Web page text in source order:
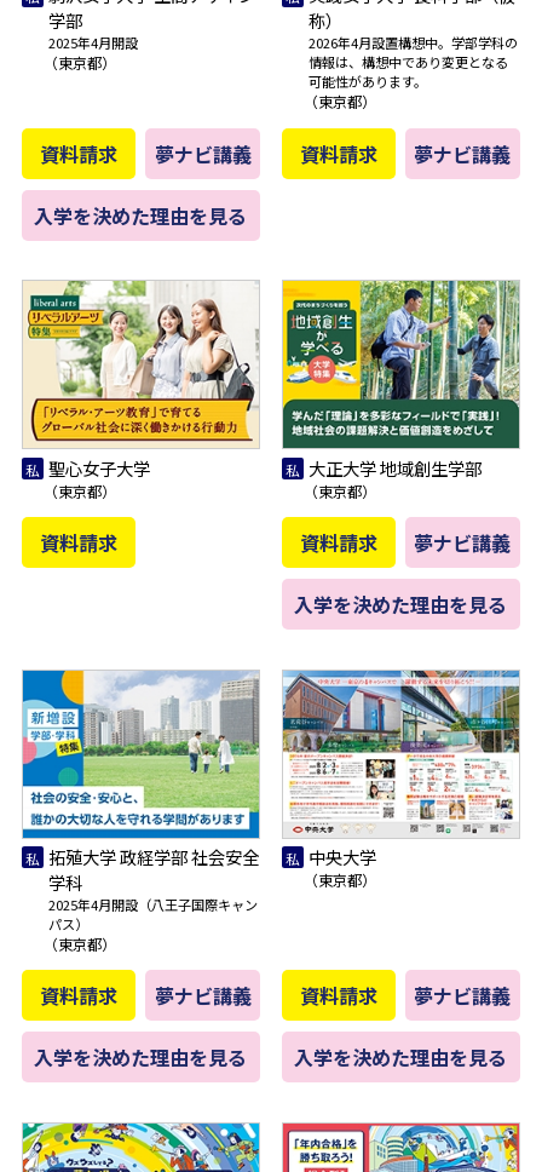
学部
2025年4月開設
（東京都）
資料請求 夢ナビ講義
入学を決めた理由を見る
称）
2026年4月設置構想中。学部学科の
情報は、構想中であり変更となる
可能性があります。
（東京都）
資料請求 夢ナビ講義
聖心女子大学
（東京都）
資料請求
大正大学 地域創生学部
（東京都）
資料請求 夢ナビ講義
入学を決めた理由を見る
拓殖大学 政経学部 社会安全
学科
2025年4月開設（八王子国際キャン
パス）
（東京都）
資料請求 夢ナビ講義
入学を決めた理由を見る
中央大学
（東京都）
資料請求 夢ナビ講義
入学を決めた理由を見る